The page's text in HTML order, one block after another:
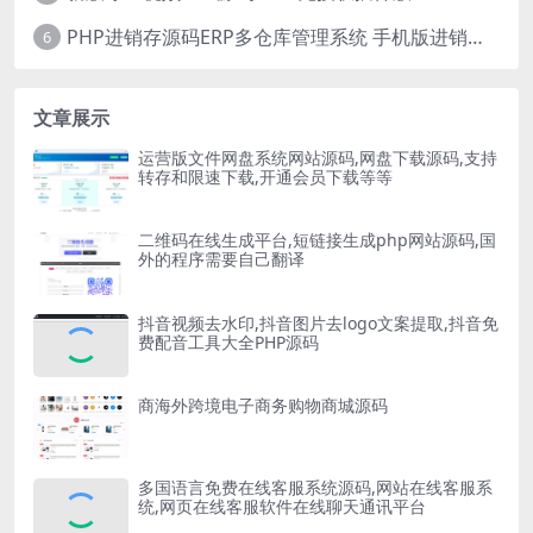
6 PHP进销存源码ERP多仓库管理系统 手机版进销存 php网络版进销存小程序
文章展示
运营版文件网盘系统网站源码,网盘下载源码,支持
转存和限速下载,开通会员下载等等
二维码在线生成平台,短链接生成php网站源码,国
外的程序需要自己翻译
抖音视频去水印,抖音图片去logo文案提取,抖音免
费配音工具大全PHP源码
商海外跨境电子商务购物商城源码
多国语言免费在线客服系统源码,网站在线客服系
统,网页在线客服软件在线聊天通讯平台